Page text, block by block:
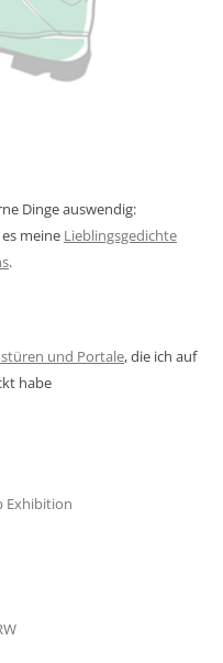
Dinge auswendig:
meine Lieblingsgedichte
.
und Portale, die ich auf
habe
Exhibition